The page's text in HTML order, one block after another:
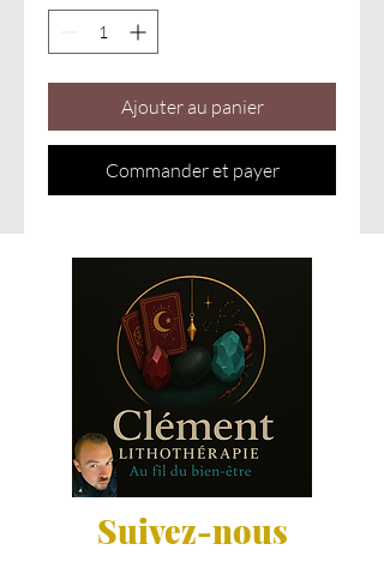
Ajouter au panier
Commander et payer
Suivez-nous